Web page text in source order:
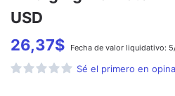
USD
26,37$ Fecha de valor liquidativo:
Sé el primero en